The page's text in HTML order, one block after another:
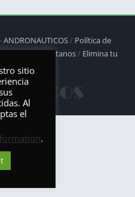
ANDRONAUTICOS/ Política de
DMCA/Contáctanos/ Elimina tu
sitio
Al
el
.